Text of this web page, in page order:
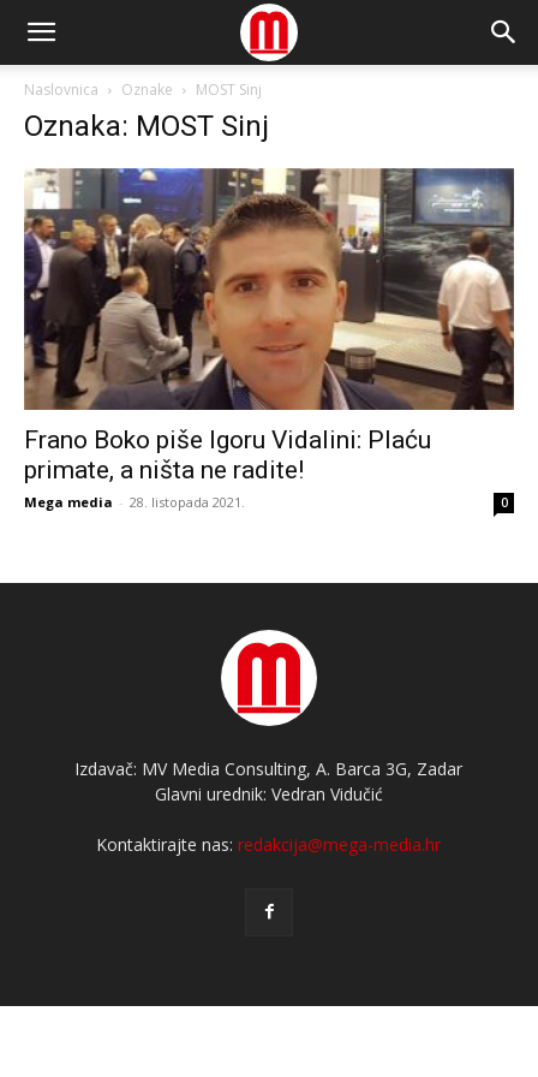
Naslovnica Oznake MOST Sinj
Oznaka: MOST Sinj
Frano Boko piše Igoru Vidalini: Plaću
primate, a ništa ne radite!
Mega media - 28. listopada 2021. 0
Izdavač: MV Media Consulting, A. Barca 3G, Zadar
Glavni urednik: Vedran Vidučić
Kontaktirajte nas:redakcija@mega-media.hr